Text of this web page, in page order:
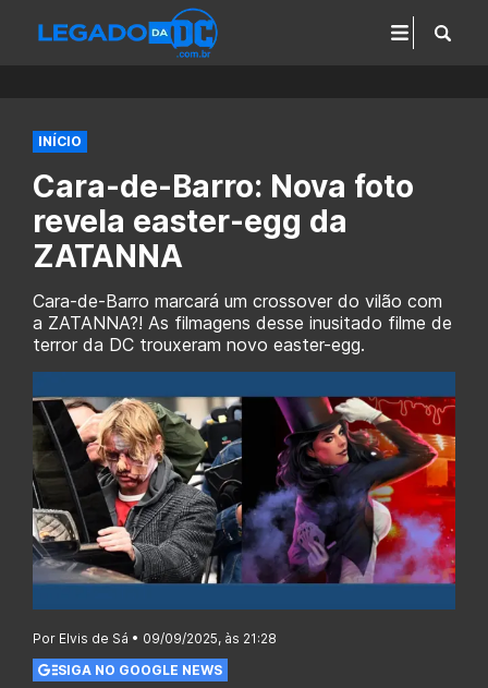
INÍCIO
Cara-de-Barro: Nova foto
revela easter-egg da
ZATANNA
Cara-de-Barro marcará um crossover do vilão com
a ZATANNA?! As filmagens desse inusitado filme de
terror da DC trouxeram novo easter-egg.
Por Elvis de Sá • 09/09/2025, às 21:28
SIGA NO GOOGLE NEWS